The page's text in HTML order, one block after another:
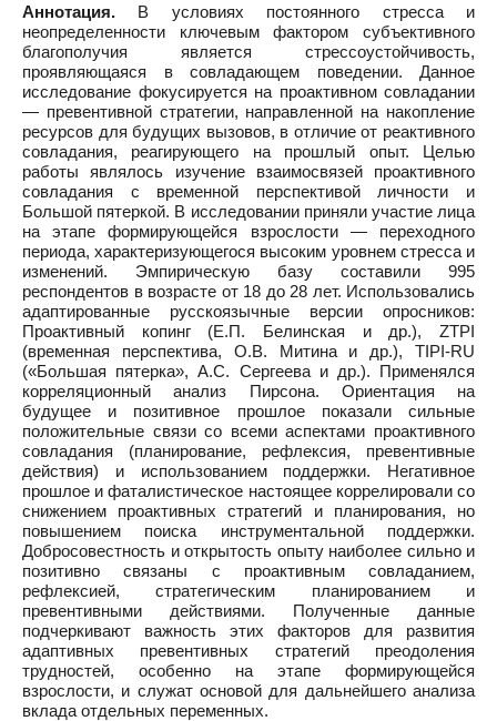
Аннотация. В условиях постоянного стресса и
неопределенности ключевым фактором субъективного
благополучия является стрессоустойчивость,
проявляющаяся в совладающем поведении. Данное
исследование фокусируется на проактивном совладании
— превентивной стратегии, направленной на накопление
ресурсов для будущих вызовов, в отличие от реактивного
совладания, реагирующего на прошлый опыт. Целью
работы являлось изучение взаимосвязей проактивного
совладания с временной перспективой личности и
Большой пятеркой. В исследовании приняли участие лица
на этапе формирующейся взрослости — переходного
периода, характеризующегося высоким уровнем стресса и
изменений. Эмпирическую базу составили 995
респондентов в возрасте от 18 до 28 лет. Использовались
адаптированные русскоязычные версии опросников:
Проактивный копинг (Е.П. Белинская и др.), ZTPI
(временная перспектива, О.В. Митина и др.), TIPI-RU
(«Большая пятерка», А.С. Сергеева и др.). Применялся
корреляционный анализ Пирсона. Ориентация на
будущее и позитивное прошлое показали сильные
положительные связи со всеми аспектами проактивного
совладания (планирование, рефлексия, превентивные
действия) и использованием поддержки. Негативное
прошлое и фаталистическое настоящее коррелировали со
снижением проактивных стратегий и планирования, но
повышением поиска инструментальной поддержки.
Добросовестность и открытость опыту наиболее сильно и
позитивно связаны с проактивным совладанием,
рефлексией, стратегическим планированием и
превентивными действиями. Полученные данные
подчеркивают важность этих факторов для развития
адаптивных превентивных стратегий преодоления
трудностей, особенно на этапе формирующейся
взрослости, и служат основой для дальнейшего анализа
вклада отдельных переменных.